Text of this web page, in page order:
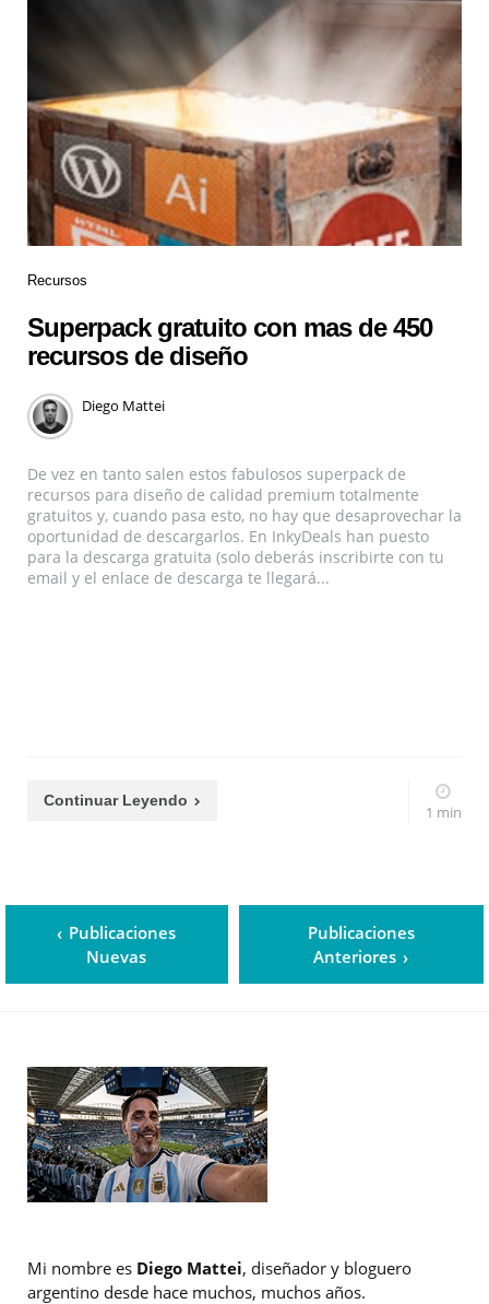
Recursos
Superpack gratuito con mas de 450
recursos de diseño
Diego Mattei
De vez en tanto salen estos fabulosos superpack de
recursos para diseño de calidad premium totalmente
gratuitos y, cuando pasa esto, no hay que desaprovechar la
oportunidad de descargarlos. En InkyDeals han puesto
para la descarga gratuita (solo deberás inscribirte con tu
email y el enlace de descarga te llegará...
Continuar Leyendo
1 min
Publicaciones
Nuevas
Publicaciones
Anteriores
Mi nombre es Diego Mattei, diseñador y bloguero
argentino desde hace muchos, muchos años.